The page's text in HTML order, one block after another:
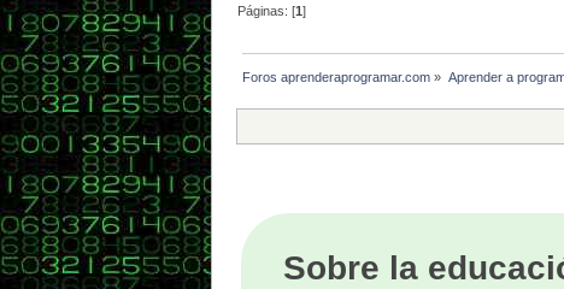
Páginas: [1]
Foros aprenderaprogramar.com » Aprender a
Sobre la